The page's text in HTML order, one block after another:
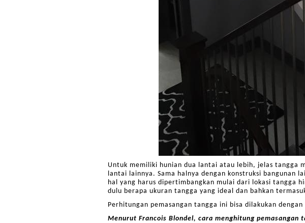
Untuk memiliki hunian dua lantai atau lebih, jelas tangga
lantai lainnya. Sama halnya dengan konstruksi bangunan
hal yang harus dipertimbangkan mulai dari lokasi tangga
dulu berapa ukuran tangga yang ideal dan bahkan
Perhitungan pemasangan tangga ini bisa dilakukan
Menurut Francois Blondel, cara menghitung pemasangan